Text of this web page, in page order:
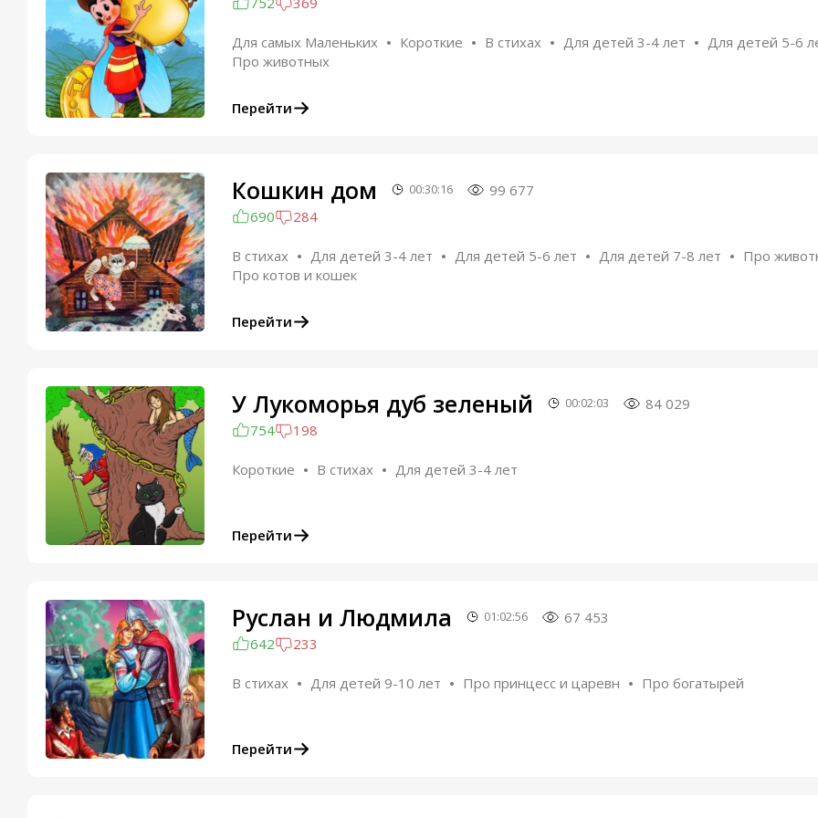
Для самых Маленьких Короткие В стихах Для детей 3-4 лет
Для детей 5-6
Про животных
Перейти
Кошкин дом 00:30:16
99 677
690
284
В стихах Для детей 3-4 лет Для детей 5-6 лет Для детей 7-8 лет
Про
Про котов и кошек
Перейти
У Лукоморья дуб зеленый 00:02:03
84 029
754
198
Короткие В стихах Для детей 3-4 лет
Перейти
Руслан и Людмила 01:02:56
67 453
642
233
В стихах Для детей 9-10 лет Про принцесс и царевн Про богатырей
Перейти